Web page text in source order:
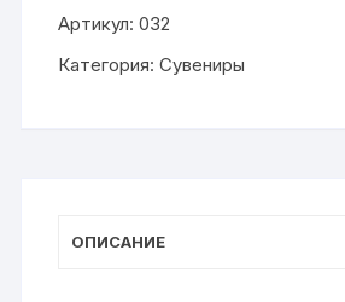
Артикул:032
Категория:Сувениры
ОПИСАНИЕ